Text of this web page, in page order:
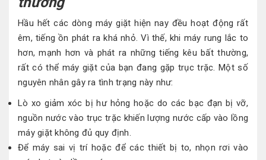
Hầu hết các dòng máy giặt hiện nay đều hoạt động rất
êm, tiếng ồn phát ra khá nhỏ. Vì thế, khi máy rung lắc to
hơn, mạnh hơn và phát ra những tiếng kêu bất thường,
rất có thể máy giặt của bạn đang gặp trục trặc. Một số
nguyên nhân gây ra tình trạng này như:
Lò xo giảm xóc bị hư hỏng hoặc do các bạc đạn bị vỡ,
nguồn nước vào trục trặc khiến lượng nước cấp vào lồng
máy giặt không đủ quy định.
Để máy sai vị trí hoặc để các thiết bị to, nhọn rơi vào